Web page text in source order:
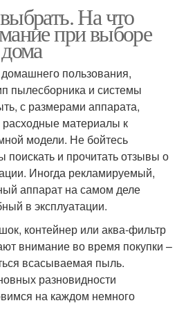
На что
при выборе
пользования,
пылесборника и системы
с размерами аппарата,
материалы к
модели. Не бойтесь
поискать и прочитать отзывы о
Иногда рекламируемый,
аппарат на самом деле
в эксплуатации.
контейнер или аква-фильтр
внимание во время покупки –
всасываемая пыль.
разновидности
на каждом немного